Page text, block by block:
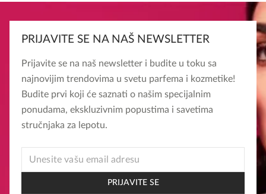
PRIJAVITE SE NA NAŠ NEWSLETTER
Prijavite se na naš newsletter i budite u toku sa
najnovijim trendovima u svetu parfema i kozmetike!
Budite prvi koji će saznati o našim specijalnim
ponudama, ekskluzivnim popustima i savetima
stručnjaka za lepotu.
EMAIL
PRIJAVITE SE